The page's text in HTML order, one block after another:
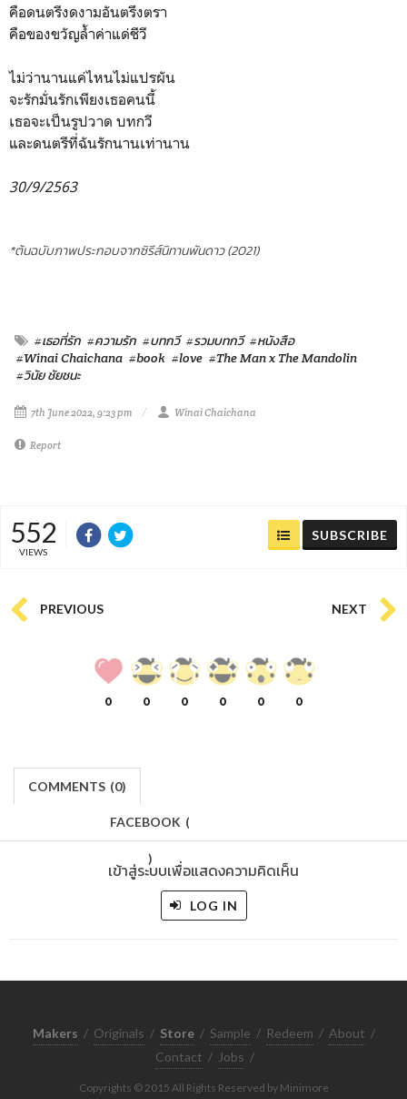
คือดนตรีงดงามอันตรึงตรา
คือของขวัญล้ำค่าแด่ชีวี
ไม่ว่านานแค่ไหนไม่แปรผัน
จะรักมั่นรักเพียงเธอคนนี้
เธอจะเป็นรูปวาด บทกวี
และดนตรีที่ฉันรักนานเท่านาน
30/9/2563
*ต้นฉบับภาพประกอบจากซิรีส์นิทานพันดาว (2021)
#เธอที่รัก #ความรัก #บทกวี #รวมบทกวี #หนังสือ
#Winai Chaichana #book #love #The Man x The Mandolin
#วินัย ชัยชนะ
7th June 2022, 9:23 pm Winai Chaichana
Report
552
VIEWS
SUBSCRIBE
PREVIOUS NEXT
0 0 0 0 0 0
COMMENTS (0)
FACEBOOK (
)
เข้าสู่ระบบเพื่อแสดงความคิดเห็น
LOG IN
Makers / Originals / Store / Sample / Redeem / About /
Contact / Jobs /
Copyrights © 2015 All Rights Reserved by Minimore